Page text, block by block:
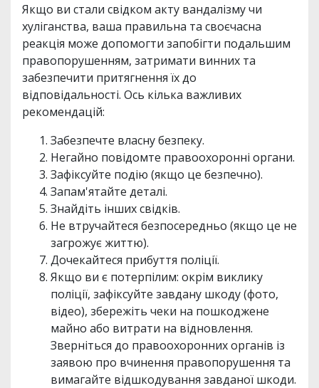
Якщо ви стали свідком акту вандалізму чи
хуліганства, ваша правильна та своєчасна
реакція може допомогти запобігти подальшим
правопорушенням, затримати винних та
забезпечити притягнення їх до
відповідальності. Ось кілька важливих
рекомендацій:
Забезпечте власну безпеку.
Негайно повідомте правоохоронні органи.
Зафіксуйте подію (якщо це безпечно).
Запам'ятайте деталі.
Знайдіть інших свідків.
Не втручайтеся безпосередньо (якщо це не
загрожує життю).
Дочекайтеся прибуття поліції.
Якщо ви є потерпілим: окрім виклику
поліції, зафіксуйте завдану шкоду (фото,
відео), збережіть чеки на пошкоджене
майно або витрати на відновлення.
Зверніться до правоохоронних органів із
заявою про вчинення правопорушення та
вимагайте відшкодування завданої шкоди.